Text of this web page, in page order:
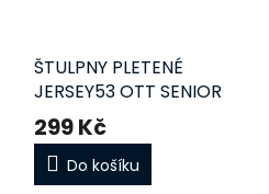
ŠTULPNY PLETENÉ
JERSEY53 OTT SENIOR
299 Kč
Do košíku